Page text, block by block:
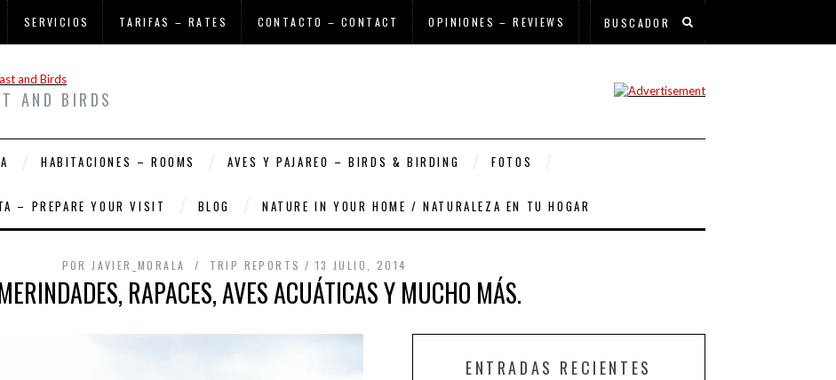
SERVICIOS TARIFAS – RATES CONTACTO – CONTACT OPINIONES – REVIEWS
AND BIRDS
HABITACIONES – ROOMS AVES Y PAJAREO – BIRDS & BIRDING FOTOS
– PREPARE YOUR VISIT BLOG NATURE IN YOUR HOME / NATURALEZA EN TU HOGAR
POR JAVIER_MORALA TRIP REPORTS 13 JULIO, 2014
RAPACES, AVES ACUÁTICAS Y MUCHO MÁS.
ENTRADAS RECIENTES